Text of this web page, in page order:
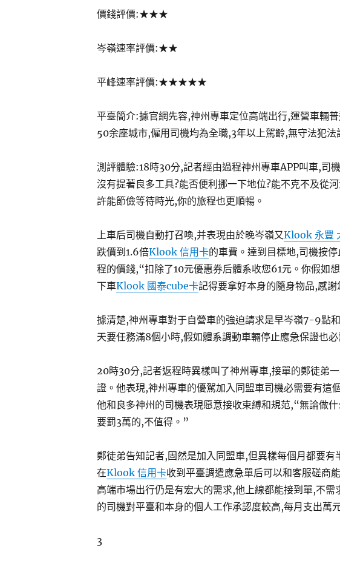
價錢評價:★★★
岑嶺速率評價:★★
平峰速率評價:★★★★★
平臺簡介:據官網先容,神州專車定位高端出行,運營車輛
50余座城市,僱用司機均為全職,3年以上駕齡,無守法犯法
測評體驗:18時30分,記者經由過程神州專車APP叫車,司
沒有提著良多工具?能否便利挪一下地位?能不克不及從
許能節儉等待時光,你的旅程也更順暢。
上車后司機自動打召喚,并表現由於晚岑嶺又Klook 永豐
跌價到1.6倍Klook 信用卡的車費。達到目標地,司機按
程的價錢,“扣除了10元優惠券后體系收您61元。你假如
下車Klook 國泰cube卡記得要拿好本身的隨身物品,感
據清楚,神州專車對于自營車的強迫請求是早岑嶺7-9點
天要任務滿8個小時,假如體系調動車輛停止應急保證也
20時30分,記者返程時異樣叫了神州專車,接單的鄭徒弟
證。他表現,神州專車的優駕加入同盟車司機必需要有這
他和良多神州的司機表現愿意接收束縛和規范,“無論做
要罰3萬的,不值得。”
鄭徒弟告知記者,固然是加入同盟車,但異樣每個月都要有
在Klook 信用卡收到平臺調遣應急單后可以和客服磋商
高端市場出行仍是有宏大的需求,他上線都能接到單,不
的司機對平臺和本身的個人工作承認度較高,每月支出萬
3